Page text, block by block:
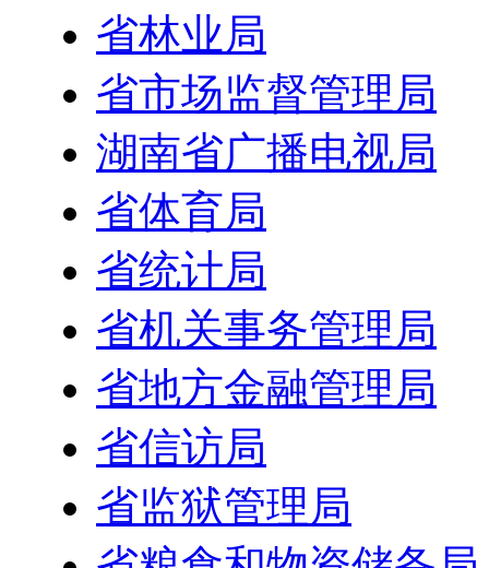
省林业局
省市场监督管理局
湖南省广播电视局
省体育局
省统计局
省机关事务管理局
省地方金融管理局
省信访局
省监狱管理局